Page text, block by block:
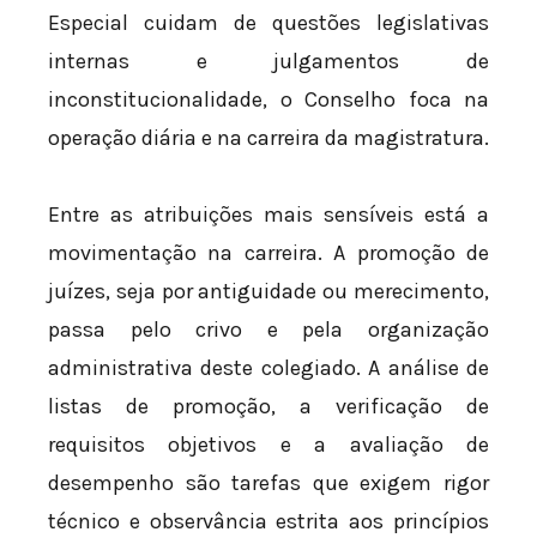
Especial cuidam de questões legislativas
internas e julgamentos de
inconstitucionalidade, o Conselho foca na
operação diária e na carreira da magistratura.
Entre as atribuições mais sensíveis está a
movimentação na carreira. A promoção de
juízes, seja por antiguidade ou merecimento,
passa pelo crivo e pela organização
administrativa deste colegiado. A análise de
listas de promoção, a verificação de
requisitos objetivos e a avaliação de
desempenho são tarefas que exigem rigor
técnico e observância estrita aos princípios